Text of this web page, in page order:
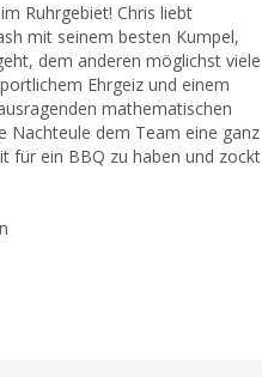
Ruhrgebiet! Chris liebt
mit seinem besten Kumpel,
dem anderen möglichst viele
Ehrgeiz und einem
mathematischen
Nachteule dem Team eine ganz
für ein BBQ zu haben und zockt